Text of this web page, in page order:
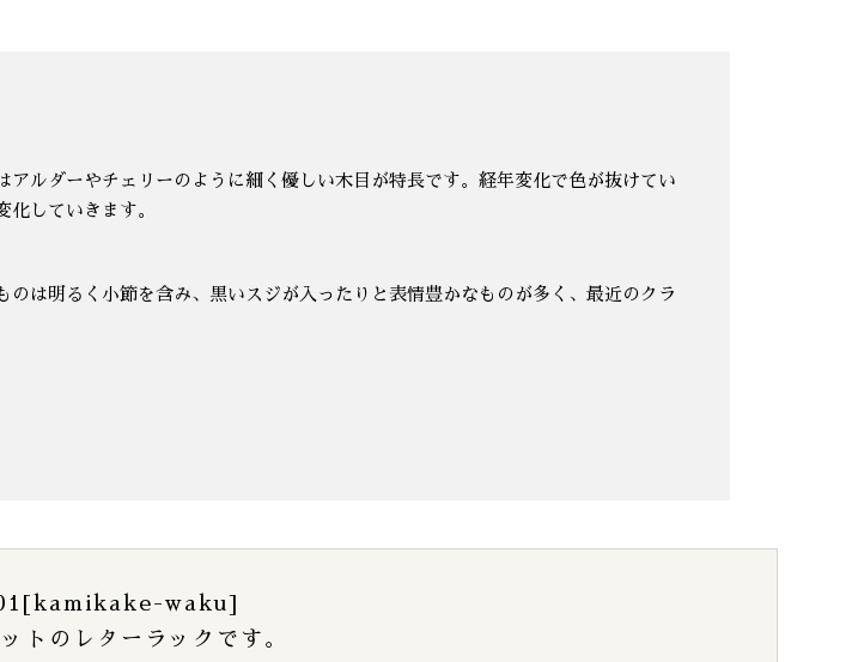
ルダーやチェリーのように細く優しい木目が特長です。経年変化で色が抜けてい
化していきます。
は明るく小節を含み、黒いスジが入ったりと表情豊かなものが多く、最近のクラ
waku]
トのレターラックです。